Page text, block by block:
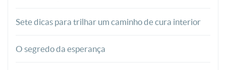
Sete dicas para trilhar um caminho de cura interior
O segredo da esperança